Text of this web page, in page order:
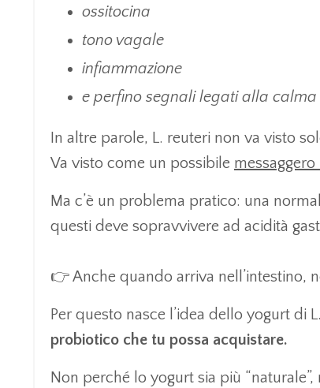
ossitocina
tono vagale
infiammazione
e perfino segnali legati alla calma
In altre parole, L. reuteri non va visto
Va visto come un possibile
Ma c’è un problema pratico: una
questi deve sopravvivere ad acidità
👉 Anche quando arriva nell’intestino,
Per questo nasce l’idea dello yogurt di
probiotico che tu possa acquistare.
Non perché lo yogurt sia più “naturale”,